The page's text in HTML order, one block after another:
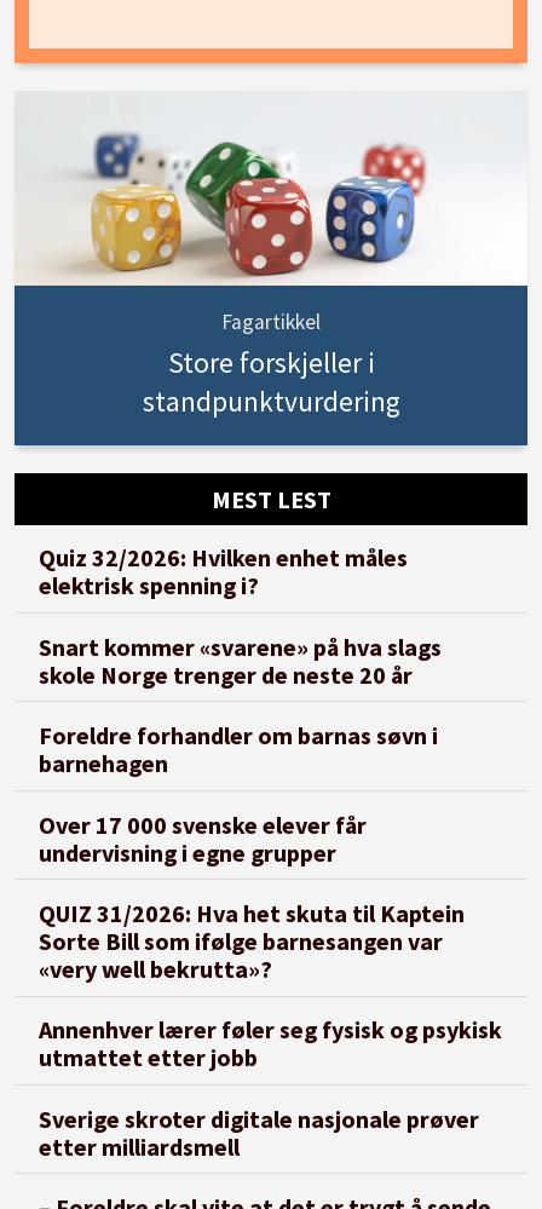
Fagartikkel
Store forskjeller i
standpunktvurdering
MEST LEST
Quiz 32/2026: Hvilken enhet måles
elektrisk spenning i?
Snart kommer «svarene» på hva slags
skole Norge trenger de neste 20 år
Foreldre forhandler om barnas søvn i
barnehagen
Over 17 000 svenske elever får
undervisning i egne grupper
QUIZ 31/2026: Hva het skuta til Kaptein
Sorte Bill som ifølge barnesangen var
«very well bekrutta»?
Annenhver lærer føler seg fysisk og psykisk
utmattet etter jobb
Sverige skroter digitale nasjonale prøver
etter milliardsmell